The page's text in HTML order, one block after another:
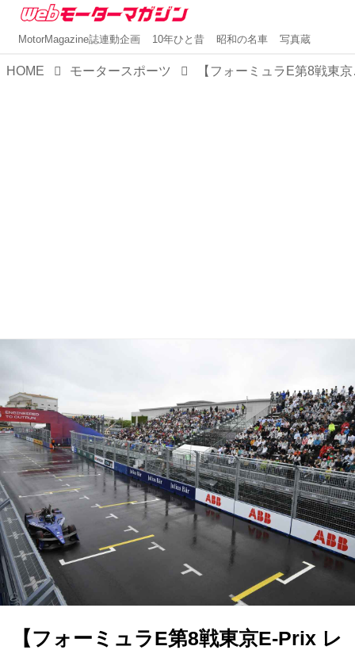
MotorMagazine誌連動企画 10年ひと昔 昭和の名車 写真蔵
HOME モータースポーツ 【フォーミュラ
【フォーミュラE第8戦東京E-Prix レ